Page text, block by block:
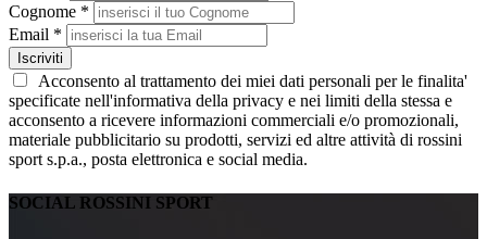
Cognome *
Email *
Iscriviti
Acconsento al trattamento dei miei dati personali per le finalita'
specificate nell'informativa della privacy e nei limiti della stessa e
acconsento a ricevere informazioni commerciali e/o promozionali,
materiale pubblicitario su prodotti, servizi ed altre attività di rossini
sport s.p.a., posta elettronica e social media.
SOCIAL ROSSINI SPORT